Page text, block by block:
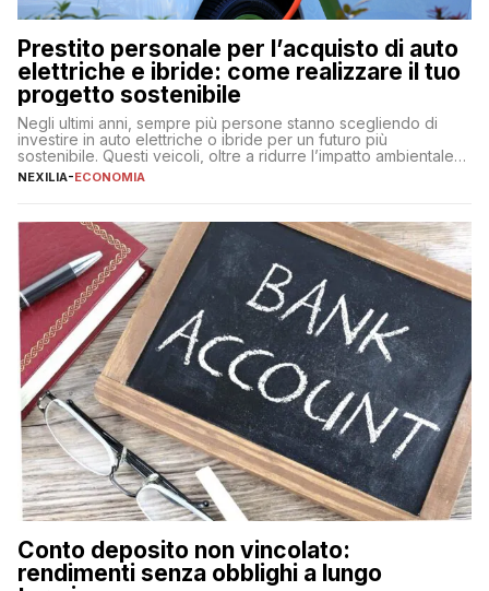
Prestito personale per l’acquisto di auto
elettriche e ibride: come realizzare il tuo
progetto sostenibile
Negli ultimi anni, sempre più persone stanno scegliendo di
investire in auto elettriche o ibride per un futuro più
sostenibile. Questi veicoli, oltre a ridurre l’impatto ambientale,
offrono vantaggi economici a lungo termine, come minori costi
fare se non […]
NEXILIA-ECONOMIA
Conto deposito non vincolato:
rendimenti senza obblighi a lungo